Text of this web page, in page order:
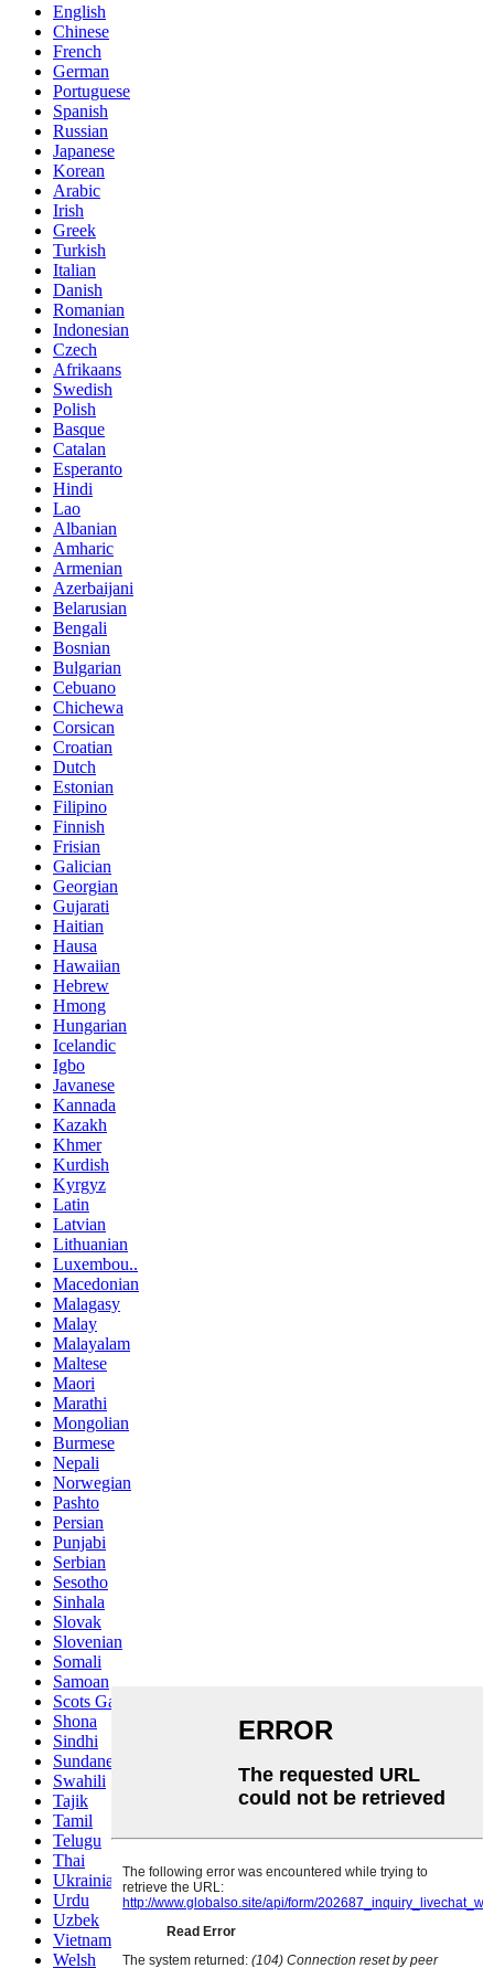
English
Chinese
French
German
Portuguese
Spanish
Russian
Japanese
Korean
Arabic
Irish
Greek
Turkish
Italian
Danish
Romanian
Indonesian
Czech
Afrikaans
Swedish
Polish
Basque
Catalan
Esperanto
Hindi
Lao
Albanian
Amharic
Armenian
Azerbaijani
Belarusian
Bengali
Bosnian
Bulgarian
Cebuano
Chichewa
Corsican
Croatian
Dutch
Estonian
Filipino
Finnish
Frisian
Galician
Georgian
Gujarati
Haitian
Hausa
Hawaiian
Hebrew
Hmong
Hungarian
Icelandic
Igbo
Javanese
Kannada
Kazakh
Khmer
Kurdish
Kyrgyz
Latin
Latvian
Lithuanian
Luxembou..
Macedonian
Malagasy
Malay
Malayalam
Maltese
Maori
Marathi
Mongolian
Burmese
Nepali
Norwegian
Pashto
Persian
Punjabi
Serbian
Sesotho
Sinhala
Slovak
Slovenian
Somali
Samoan
Scots Gaelic
Shona
Sindhi
Sundanese
Swahili
Tajik
Tamil
Telugu
Thai
Ukrainian
Urdu
Uzbek
Vietnamese
Welsh